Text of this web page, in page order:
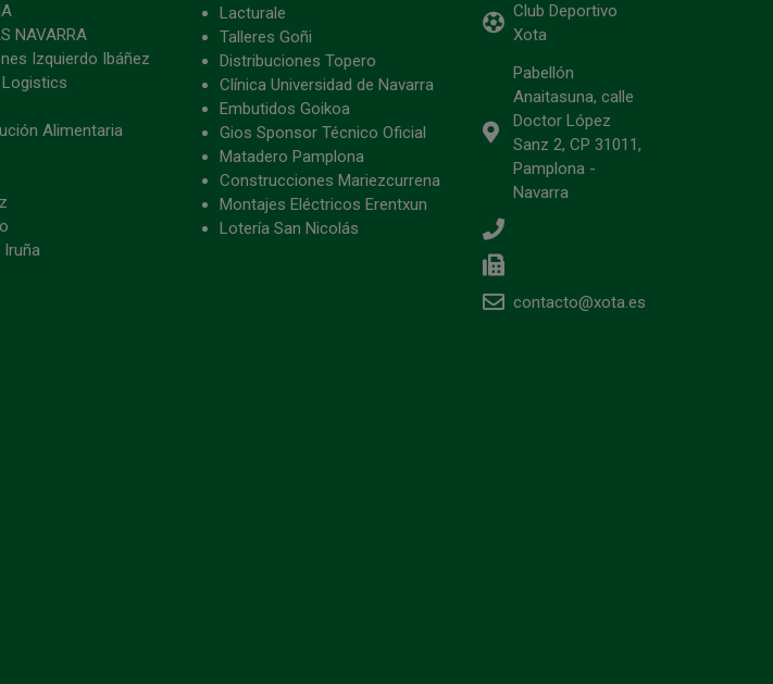
NAVARRA
Izquierdo Ibáñez
Alimentaria
Lacturale
Talleres Goñi
Distribuciones Topero
Clínica Universidad de Navarra
Embutidos Goikoa
Gios Sponsor Técnico Oficial
Matadero Pamplona
Construcciones Mariezcurrena
Montajes Eléctricos Erentxun
Lotería San Nicolás
Club Deportivo
Xota
Pabellón
Anaitasuna, calle
Doctor López
Sanz 2, CP 31011,
Pamplona -
Navarra
contacto@xota.es